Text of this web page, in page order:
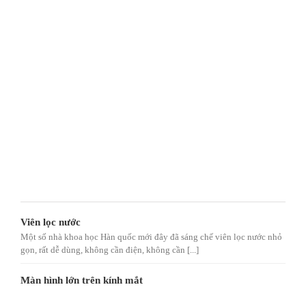
Viên lọc nước
Một số nhà khoa học Hàn quốc mới đây đã sáng chế viên lọc nước nhỏ
gọn, rất dễ dùng, không cần điện, không cần [...]
Màn hình lớn trên kính mắt